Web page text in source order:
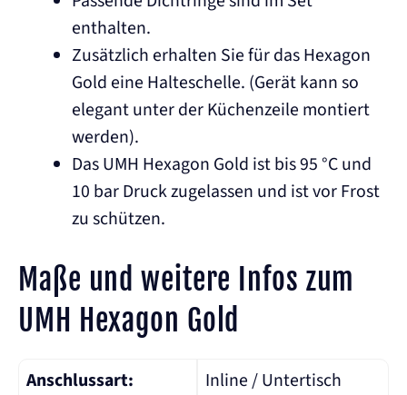
enthalten.
Zusätzlich erhalten Sie für das Hexagon
Gold eine Halteschelle. (Gerät kann so
elegant unter der Küchenzeile montiert
werden).
Das UMH Hexagon Gold ist bis 95 °C und
10 bar Druck zugelassen und ist vor Frost
zu schützen.
Maße und weitere Infos zum
UMH Hexagon Gold
Anschlussart:
Inline / Untertisch